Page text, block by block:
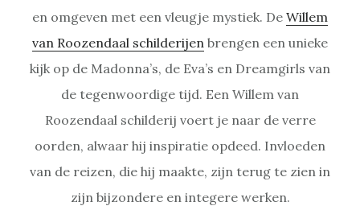
en omgeven met een vleugje mystiek. De Willem
van Roozendaal schilderijen brengen een unieke
kijk op de Madonna’s, de Eva’s en Dreamgirls van
de tegenwoordige tijd. Een Willem van
Roozendaal schilderij voert je naar de verre
oorden, alwaar hij inspiratie opdeed. Invloeden
van de reizen, die hij maakte, zijn terug te zien in
zijn bijzondere en integere werken.